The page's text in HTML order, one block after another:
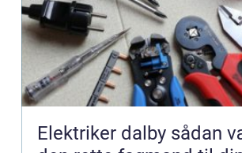
Elektriker dalby sådan vælger du